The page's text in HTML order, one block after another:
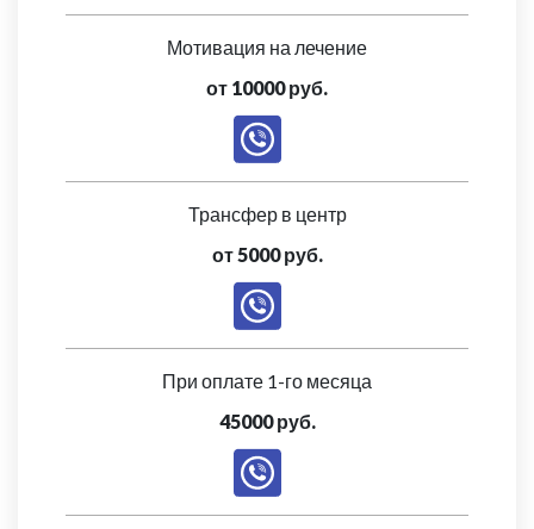
Мотивация на лечение
от 10000 руб.
Трансфер в центр
от 5000 руб.
При оплате 1-го месяца
45000 руб.